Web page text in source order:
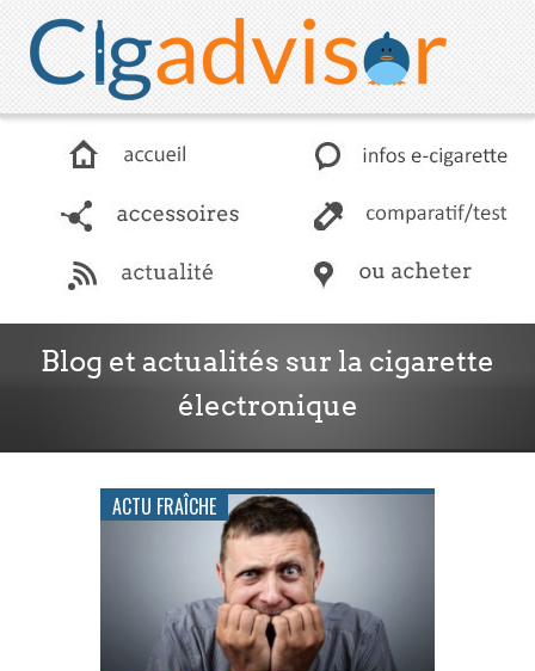
accessoires
comparatif / test
boutiques
Blog et actualités sur la cigarette
électronique
ACTU FRAÎCHE